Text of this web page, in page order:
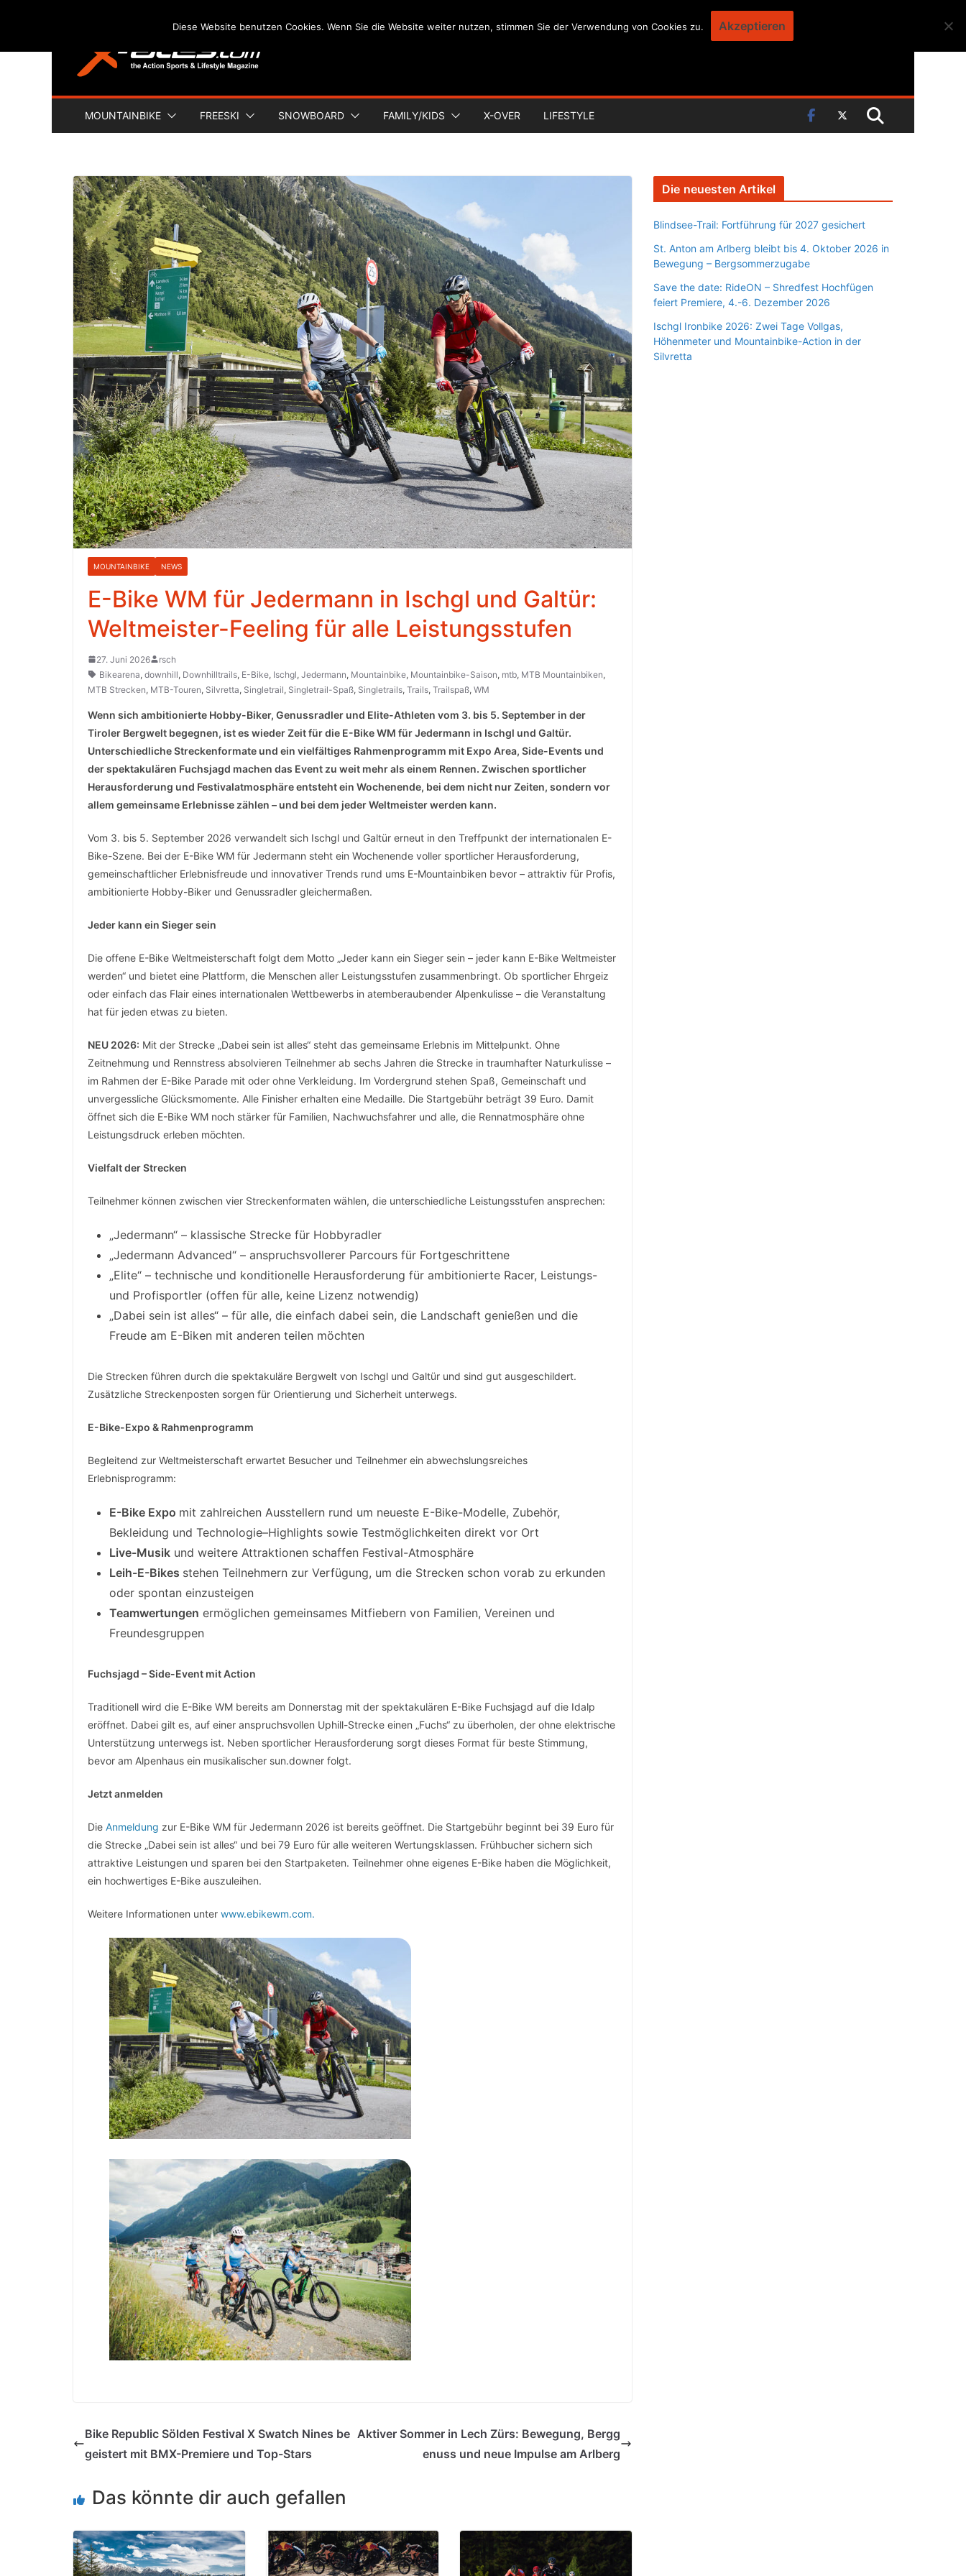
content
MOUNTAINBIKE FREESKI SNOWBOARD FAMILY/KIDS X-OVER LIFESTYLE
MOUNTAINBIKE NEWS
E-Bike WM für Jedermann in Ischgl und Galtür:
Weltmeister-Feeling für alle Leistungsstufen
27. Juni 2026
rsch
Bikearena, downhill, Downhilltrails, E-Bike, Ischgl, Jedermann, Mountainbike, Mountainbike-Saison, mtb, MTB Mountainbiken,
MTB Strecken, MTB-Touren, Silvretta, Singletrail, Singletrail-Spaß, Singletrails, Trails, Trailspaß, WM
Wenn sich ambitionierte Hobby-Biker, Genussradler und Elite-Athleten vom 3. bis 5. September in der
Tiroler Bergwelt begegnen, ist es wieder Zeit für die E-Bike WM für Jedermann in Ischgl und Galtür.
Unterschiedliche Streckenformate und ein vielfältiges Rahmenprogramm mit Expo Area, Side-Events und
der spektakulären Fuchsjagd machen das Event zu weit mehr als einem Rennen. Zwischen sportlicher
Herausforderung und Festivalatmosphäre entsteht ein Wochenende, bei dem nicht nur Zeiten, sondern vor
allem gemeinsame Erlebnisse zählen – und bei dem jeder Weltmeister werden kann.
Vom 3. bis 5. September 2026 verwandelt sich Ischgl und Galtür erneut in den Treffpunkt der internationalen E-
Bike-Szene. Bei der E-Bike WM für Jedermann steht ein Wochenende voller sportlicher Herausforderung,
gemeinschaftlicher Erlebnisfreude und innovativer Trends rund ums E-Mountainbiken bevor – attraktiv für Profis,
ambitionierte Hobby-Biker und Genussradler gleichermaßen.
Jeder kann ein Sieger sein
Die offene E-Bike Weltmeisterschaft folgt dem Motto „Jeder kann ein Sieger sein – jeder kann E-Bike Weltmeister
werden“ und bietet eine Plattform, die Menschen aller Leistungsstufen zusammenbringt. Ob sportlicher Ehrgeiz
oder einfach das Flair eines internationalen Wettbewerbs in atemberaubender Alpenkulisse – die Veranstaltung
hat für jeden etwas zu bieten.
NEU 2026: Mit der Strecke „Dabei sein ist alles“ steht das gemeinsame Erlebnis im Mittelpunkt. Ohne
Zeitnehmung und Rennstress absolvieren Teilnehmer ab sechs Jahren die Strecke in traumhafter Naturkulisse –
im Rahmen der E-Bike Parade mit oder ohne Verkleidung. Im Vordergrund stehen Spaß, Gemeinschaft und
unvergessliche Glücksmomente. Alle Finisher erhalten eine Medaille. Die Startgebühr beträgt 39 Euro. Damit
öffnet sich die E-Bike WM noch stärker für Familien, Nachwuchsfahrer und alle, die Rennatmosphäre ohne
Leistungsdruck erleben möchten.
Vielfalt der Strecken
Teilnehmer können zwischen vier Streckenformaten wählen, die unterschiedliche Leistungsstufen ansprechen:
„Jedermann“ – klassische Strecke für Hobbyradler
„Jedermann Advanced“ – anspruchsvollerer Parcours für Fortgeschrittene
„Elite“ – technische und konditionelle Herausforderung für ambitionierte Racer, Leistungs-
und Profisportler (offen für alle, keine Lizenz notwendig)
„Dabei sein ist alles“ – für alle, die einfach dabei sein, die Landschaft genießen und die
Freude am E-Biken mit anderen teilen möchten
Die Strecken führen durch die spektakuläre Bergwelt von Ischgl und Galtür und sind gut ausgeschildert.
Zusätzliche Streckenposten sorgen für Orientierung und Sicherheit unterwegs.
E-Bike-Expo & Rahmenprogramm
Begleitend zur Weltmeisterschaft erwartet Besucher und Teilnehmer ein abwechslungsreiches
Erlebnisprogramm:
E-Bike Expo mit zahlreichen Ausstellern rund um neueste E-Bike-Modelle, Zubehör,
Bekleidung und Technologie–Highlights sowie Testmöglichkeiten direkt vor Ort
Live-Musik und weitere Attraktionen schaffen Festival-Atmosphäre
Leih-E-Bikes stehen Teilnehmern zur Verfügung, um die Strecken schon vorab zu erkunden
oder spontan einzusteigen
Teamwertungen ermöglichen gemeinsames Mitfiebern von Familien, Vereinen und
Freundesgruppen
Fuchsjagd – Side-Event mit Action
Traditionell wird die E-Bike WM bereits am Donnerstag mit der spektakulären E-Bike Fuchsjagd auf die Idalp
eröffnet. Dabei gilt es, auf einer anspruchsvollen Uphill-Strecke einen „Fuchs“ zu überholen, der ohne elektrische
Unterstützung unterwegs ist. Neben sportlicher Herausforderung sorgt dieses Format für beste Stimmung,
bevor am Alpenhaus ein musikalischer sun.downer folgt.
Jetzt anmelden
Die Anmeldung zur E-Bike WM für Jedermann 2026 ist bereits geöffnet. Die Startgebühr beginnt bei 39 Euro für
die Strecke „Dabei sein ist alles“ und bei 79 Euro für alle weiteren Wertungsklassen. Frühbucher sichern sich
attraktive Leistungen und sparen bei den Startpaketen. Teilnehmer ohne eigenes E-Bike haben die Möglichkeit,
ein hochwertiges E-Bike auszuleihen.
Weitere Informationen unter www.ebikewm.com.
Bike Republic Sölden Festival X Swatch Nines be
geistert mit BMX-Premiere und Top-Stars
Aktiver Sommer in Lech Zürs: Bewegung, Bergg
enuss und neue Impulse am Arlberg
Das könnte dir auch gefallen
Die neuesten Artikel
Blindsee-Trail: Fortführung für 2027 gesichert
St. Anton am Arlberg bleibt bis 4. Oktober 2026 in
Bewegung – Bergsommerzugabe
Save the date: RideON – Shredfest Hochfügen
feiert Premiere, 4.-6. Dezember 2026
Ischgl Ironbike 2026: Zwei Tage Vollgas,
Höhenmeter und Mountainbike-Action in der
Silvretta
Diese Website benutzen Cookies. Wenn Sie die Website weiter nutzen, stimmen Sie der Verwendung von Cookies zu. Akzeptieren